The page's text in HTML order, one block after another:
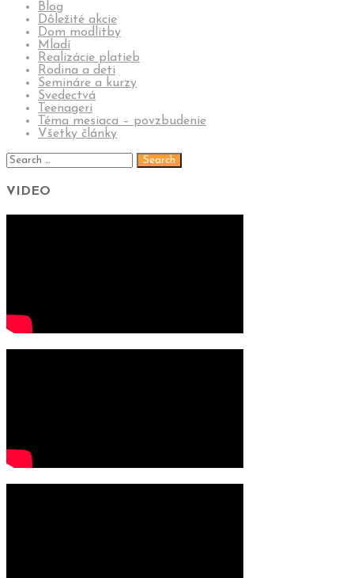
Blog
Dôležité akcie
Dom modlitby
Mladí
Realizácie platieb
Rodina a deti
Semináre a kurzy
Svedectvá
Teenageri
Téma mesiaca – povzbudenie
Všetky články
VIDEO